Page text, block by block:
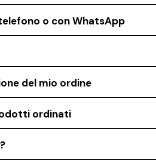
o con WhatsApp
del mio ordine
ordinati